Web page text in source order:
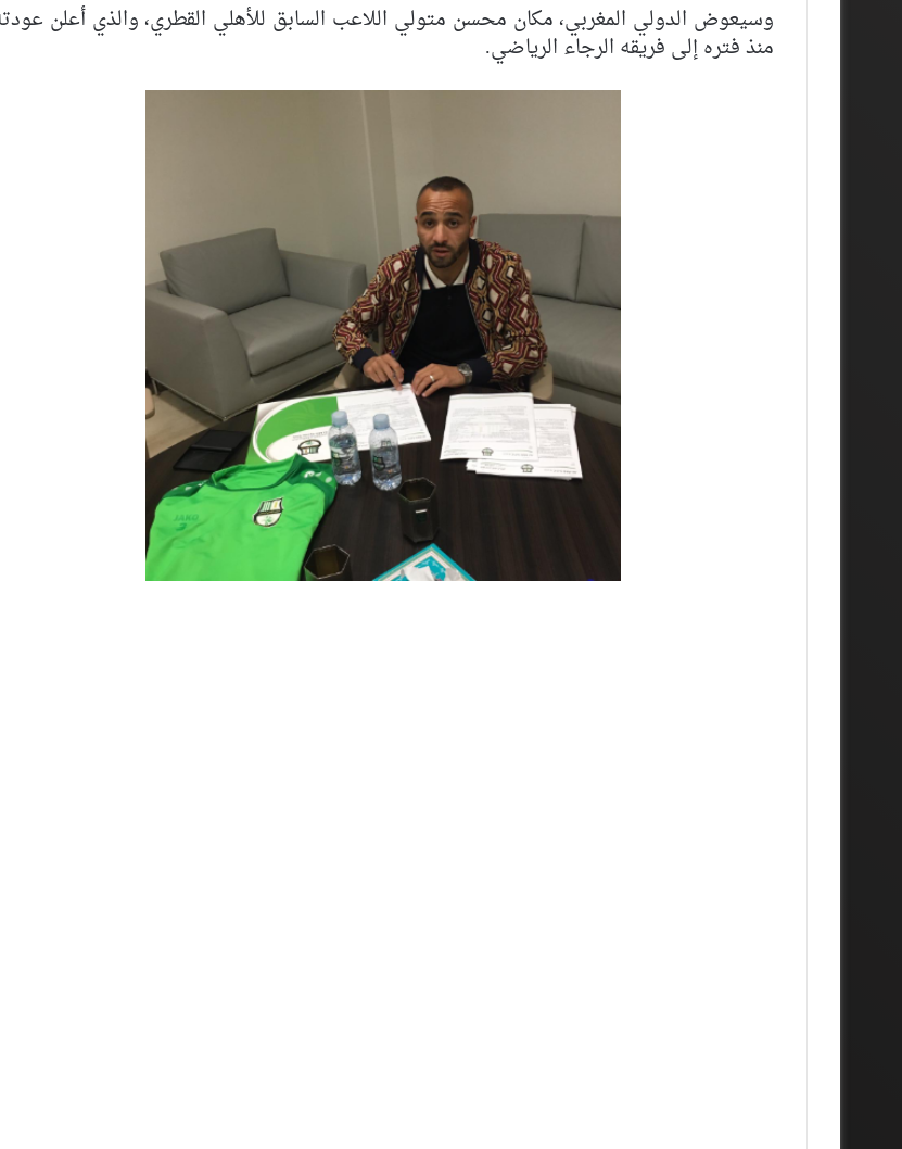
وسيعوض الدولي المغربي، مكان محسن متولي اللاعب السابق للأهلي القطري، والذي أعلن
منذ فتره إلى فريقه الرجاء الرياضي.